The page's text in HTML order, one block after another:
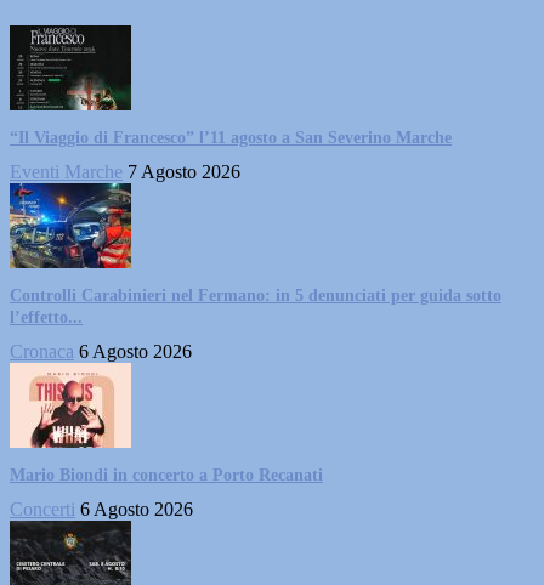
“Il Viaggio di Francesco” l’11 agosto a San Severino Marche
Eventi Marche 7 Agosto 2026
Controlli Carabinieri nel Fermano: in 5 denunciati per guida sotto
l’effetto...
Cronaca 6 Agosto 2026
Mario Biondi in concerto a Porto Recanati
Concerti 6 Agosto 2026